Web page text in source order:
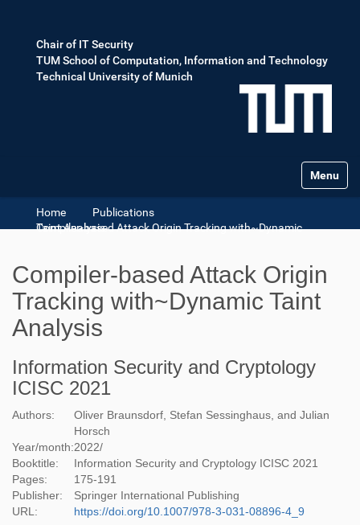
Chair of IT Security
TUM School of Computation, Information and Technology
Technical University of Munich
Toggle
Home
Publications
Compiler-based Attack Origin Tracking with~Dynamic Taint Analysis
Compiler-based Attack Origin
Tracking with~Dynamic Taint
Analysis
Information Security and Cryptology
ICISC 2021
Authors:
Oliver Braunsdorf, Stefan Sessinghaus, and Julian
Horsch
Year/month:2022/
Booktitle:
Information Security and Cryptology ICISC 2021
Pages:
175-191
Publisher:
Springer International Publishing
URL:
https://doi.org/10.1007/978-3-031-08896-4_9